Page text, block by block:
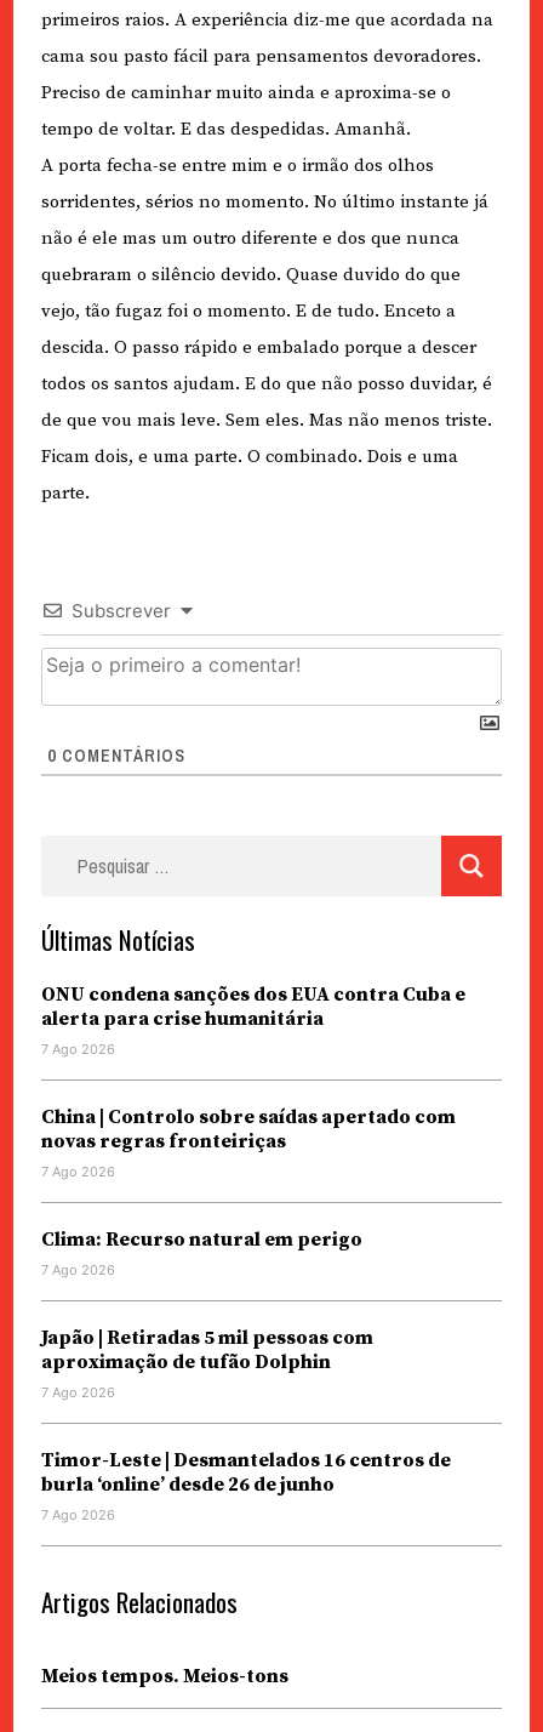
primeiros raios. A experiência diz-me que acordada na
cama sou pasto fácil para pensamentos devoradores.
Preciso de caminhar muito ainda e aproxima-se o
tempo de voltar. E das despedidas. Amanhã.
A porta fecha-se entre mim e o irmão dos olhos
sorridentes, sérios no momento. No último instante já
não é ele mas um outro diferente e dos que nunca
quebraram o silêncio devido. Quase duvido do que
vejo, tão fugaz foi o momento. E de tudo. Enceto a
descida. O passo rápido e embalado porque a descer
todos os santos ajudam. E do que não posso duvidar, é
de que vou mais leve. Sem eles. Mas não menos triste.
Ficam dois, e uma parte. O combinado. Dois e uma
parte.
Subscrever
0 COMENTÁRIOS
Últimas Notícias
ONU condena sanções dos EUA contra Cuba e
alerta para crise humanitária
7 Ago 2026
China | Controlo sobre saídas apertado com
novas regras fronteiriças
7 Ago 2026
Clima: Recurso natural em perigo
7 Ago 2026
Japão | Retiradas 5 mil pessoas com
aproximação de tufão Dolphin
7 Ago 2026
Timor-Leste | Desmantelados 16 centros de
burla ‘online’ desde 26 de junho
7 Ago 2026
Artigos Relacionados
Meios tempos. Meios-tons